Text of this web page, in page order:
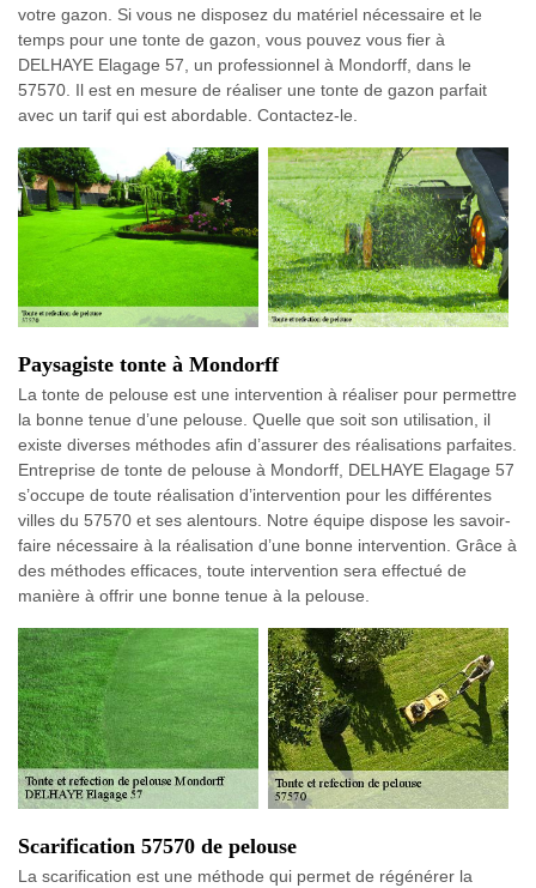
votre gazon. Si vous ne disposez du matériel nécessaire et le
temps pour une tonte de gazon, vous pouvez vous fier à
DELHAYE Elagage 57, un professionnel à Mondorff, dans le
57570. Il est en mesure de réaliser une tonte de gazon parfait
avec un tarif qui est abordable. Contactez-le.
Paysagiste tonte à Mondorff
La tonte de pelouse est une intervention à réaliser pour permettre
la bonne tenue d’une pelouse. Quelle que soit son utilisation, il
existe diverses méthodes afin d’assurer des réalisations parfaites.
Entreprise de tonte de pelouse à Mondorff, DELHAYE Elagage 57
s’occupe de toute réalisation d’intervention pour les différentes
villes du 57570 et ses alentours. Notre équipe dispose les savoir-
faire nécessaire à la réalisation d’une bonne intervention. Grâce à
des méthodes efficaces, toute intervention sera effectué de
manière à offrir une bonne tenue à la pelouse.
Scarification 57570 de pelouse
La scarification est une méthode qui permet de régénérer la